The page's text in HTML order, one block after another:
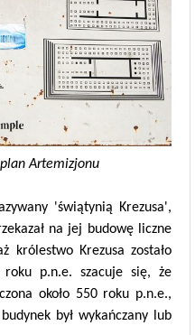
Artemizjonu
'świątynią Krezusa',
na jej budowę liczne
królestwo Krezusa zostało
p.n.e. szacuje się, że
około 550 roku p.n.e.,
był wykańczany lub